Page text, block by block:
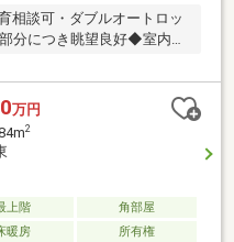
相談可・ダブルオートロッ
分につき眺望良好◆室内リ
・専有部分配管etc◆インテ
適合リノベーション)住宅
！ ・年間1000戸以上の
販売戸数2万8000戸突破!
住宅ローン一括事前審査可
金融機関の都市銀行や地方
ます!物件によって使用でき
是非一度ご相談ください♪
万円
2
上階
角部屋
暖房 所有権